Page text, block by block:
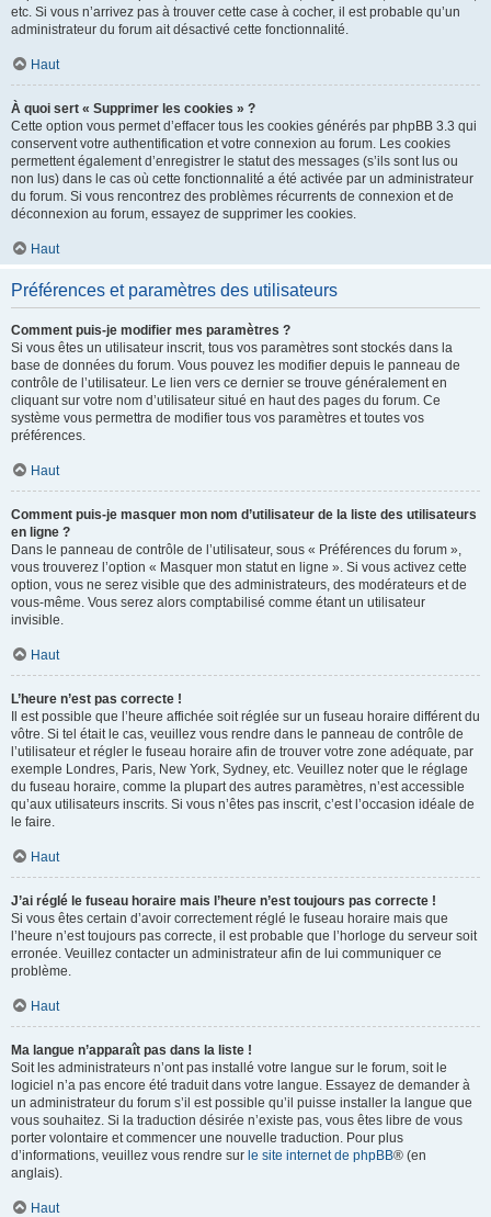
etc. Si vous n’arrivez pas à trouver cette case à cocher, il est probable qu’un
administrateur du forum ait désactivé cette fonctionnalité.
Haut
À quoi sert « Supprimer les cookies » ?
Cette option vous permet d’effacer tous les cookies générés par phpBB 3.3 qui
conservent votre authentification et votre connexion au forum. Les cookies
permettent également d’enregistrer le statut des messages (s’ils sont lus ou
non lus) dans le cas où cette fonctionnalité a été activée par un administrateur
du forum. Si vous rencontrez des problèmes récurrents de connexion et de
déconnexion au forum, essayez de supprimer les cookies.
Haut
Préférences et paramètres des utilisateurs
Comment puis-je modifier mes paramètres ?
Si vous êtes un utilisateur inscrit, tous vos paramètres sont stockés dans la
base de données du forum. Vous pouvez les modifier depuis le panneau de
contrôle de l’utilisateur. Le lien vers ce dernier se trouve généralement en
cliquant sur votre nom d’utilisateur situé en haut des pages du forum. Ce
système vous permettra de modifier tous vos paramètres et toutes vos
préférences.
Haut
Comment puis-je masquer mon nom d’utilisateur de la liste des utilisateurs
en ligne ?
Dans le panneau de contrôle de l’utilisateur, sous « Préférences du forum »,
vous trouverez l’option « Masquer mon statut en ligne ». Si vous activez cette
option, vous ne serez visible que des administrateurs, des modérateurs et de
vous-même. Vous serez alors comptabilisé comme étant un utilisateur
invisible.
Haut
L’heure n’est pas correcte !
Il est possible que l’heure affichée soit réglée sur un fuseau horaire différent du
vôtre. Si tel était le cas, veuillez vous rendre dans le panneau de contrôle de
l’utilisateur et régler le fuseau horaire afin de trouver votre zone adéquate, par
exemple Londres, Paris, New York, Sydney, etc. Veuillez noter que le réglage
du fuseau horaire, comme la plupart des autres paramètres, n’est accessible
qu’aux utilisateurs inscrits. Si vous n’êtes pas inscrit, c’est l’occasion idéale de
le faire.
Haut
J’ai réglé le fuseau horaire mais l’heure n’est toujours pas correcte !
Si vous êtes certain d’avoir correctement réglé le fuseau horaire mais que
l’heure n’est toujours pas correcte, il est probable que l’horloge du serveur soit
erronée. Veuillez contacter un administrateur afin de lui communiquer ce
problème.
Haut
Ma langue n’apparaît pas dans la liste !
Soit les administrateurs n’ont pas installé votre langue sur le forum, soit le
logiciel n’a pas encore été traduit dans votre langue. Essayez de demander à
un administrateur du forum s’il est possible qu’il puisse installer la langue que
vous souhaitez. Si la traduction désirée n’existe pas, vous êtes libre de vous
porter volontaire et commencer une nouvelle traduction. Pour plus
d’informations, veuillez vous rendre sur le site internet de phpBB® (en
anglais).
Haut